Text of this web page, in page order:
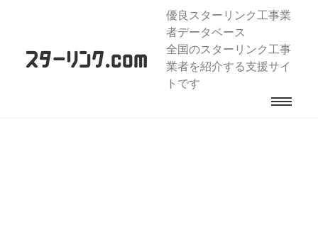
優良スターリンク工事業
者データベース
全国のスターリンク工事
業者を紹介する支援サイ
トです